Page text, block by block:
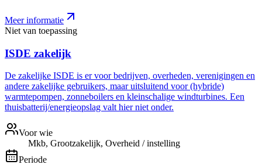
Meer informatie
Niet van toepassing
ISDE zakelijk
De zakelijke ISDE is er voor bedrijven, overheden, verenigingen en
andere zakelijke gebruikers, maar uitsluitend voor (hybride)
warmtepompen, zonneboilers en kleinschalige windturbines. Een
thuisbatterij/energieopslag valt hier niet onder.
Voor wie
Mkb, Grootzakelijk, Overheid / instelling
Periode